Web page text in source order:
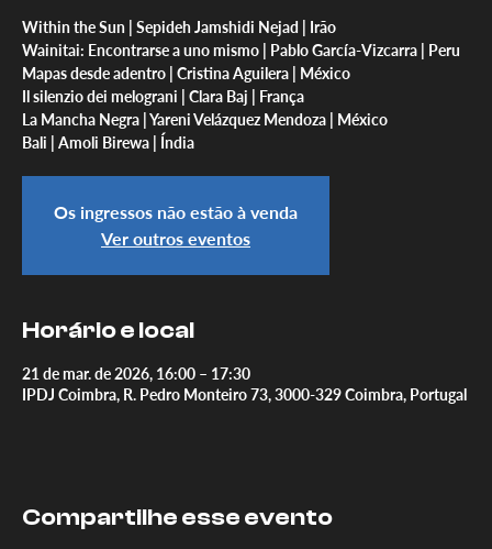
Within the Sun | Sepideh Jamshidi Nejad | Irão
Wainitai: Encontrarse a uno mismo | Pablo García-Vizcarra | Peru
Mapas desde adentro | Cristina Aguilera | México
Il silenzio dei melograni | Clara Baj | França
La Mancha Negra | Yareni Velázquez Mendoza | México
Bali | Amoli Birewa | Índia
Os ingressos não estão à venda
Ver outros eventos
Horário e local
21 de mar. de 2026, 16:00 – 17:30
IPDJ Coimbra, R. Pedro Monteiro 73, 3000-329 Coimbra, Portugal
Compartilhe esse evento